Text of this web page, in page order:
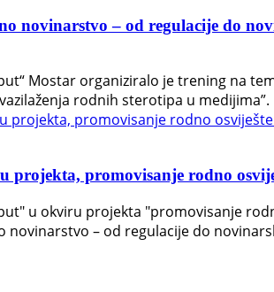
novinarstvo – od regulacije do
Mostar organiziralo je trening na
rodnih sterotipa u medijima”.
projekta, promovisanje rodno
u okviru projekta "promovisanje
novinarstvo – od regulacije do